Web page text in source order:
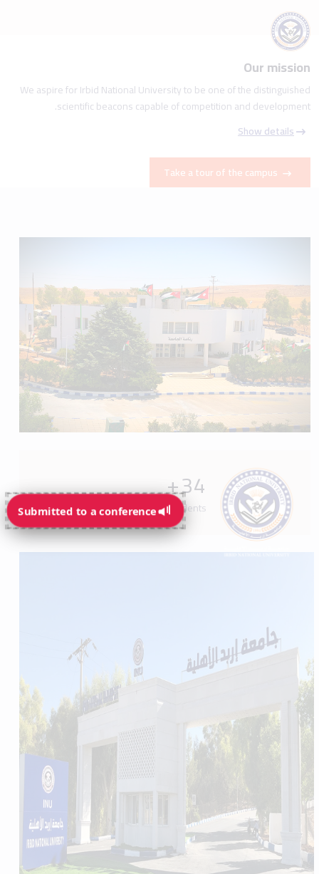
Submitted to a conference
Our mission
We aspire for Irbid National University to be one of the distinguished
scientific beacons capable of competition and development.
Show details
Take a tour of the campus
34
+
Programs available for students
Submitted to a conference